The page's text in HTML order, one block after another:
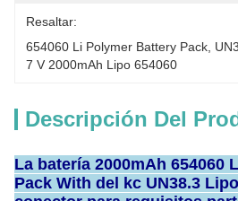
Resaltar:
654060 Li Polymer Battery Pack
7 V 2000mAh Lipo 654060
Descripción Del
La batería 2000mAh 654060
Pack With del kc UN38.3